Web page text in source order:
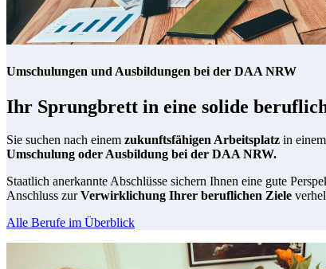
Umschulungen und Ausbildungen bei der DAA NRW
Ihr Sprungbrett in eine solide
Sie suchen nach einem zukunftsfähigen Arbeitsplatz in
Umschulung oder Ausbildung bei der DAA NRW.
Staatlich anerkannte Abschlüsse sichern Ihnen eine gute
Anschluss zurVerwirklichung Ihrer beruflichen Ziele
Alle Berufe im Überblick